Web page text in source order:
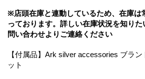
※店頭在庫と連動しているため、在庫は
っております。詳しい在庫状況を知り
問い合わせよりご連絡ください
【付属品】Ark silver accessories ブラ
ット